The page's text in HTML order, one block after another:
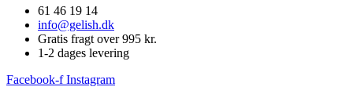
61 46 19 14
info@gelish.dk
Gratis fragt over 995 kr.
1-2 dages levering
Facebook-f Instagram